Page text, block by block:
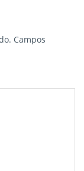
Campos